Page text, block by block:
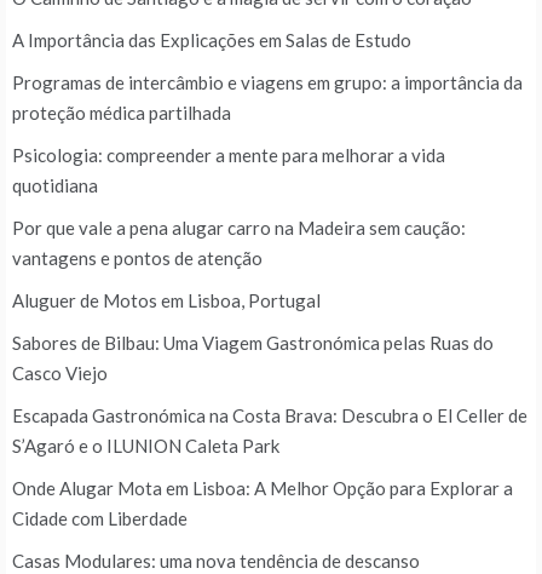
A Importância das Explicações em Salas de Estudo
Programas de intercâmbio e viagens em grupo: a importância da
proteção médica partilhada
Psicologia: compreender a mente para melhorar a vida
quotidiana
Por que vale a pena alugar carro na Madeira sem caução:
vantagens e pontos de atenção
Aluguer de Motos em Lisboa, Portugal
Sabores de Bilbau: Uma Viagem Gastronómica pelas Ruas do
Casco Viejo
Escapada Gastronómica na Costa Brava: Descubra o El Celler de
S’Agaró e o ILUNION Caleta Park
Onde Alugar Mota em Lisboa: A Melhor Opção para Explorar a
Cidade com Liberdade
Casas Modulares: uma nova tendência de descanso